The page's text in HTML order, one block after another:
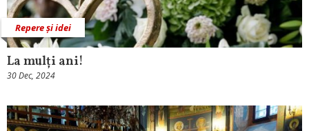
Repere și idei
La mulți ani!
30 Dec, 2024